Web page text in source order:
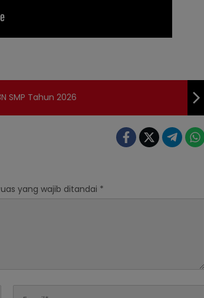
SMP Tahun 2026
yang wajib ditandai *